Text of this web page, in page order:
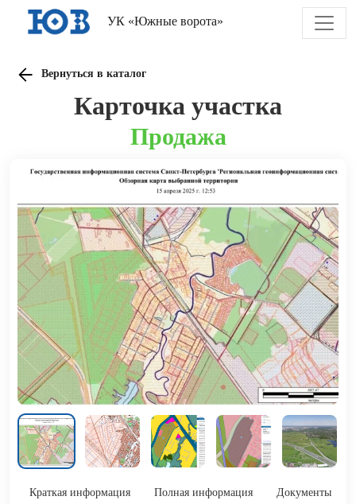
УК «Южные ворота»
Вернуться в каталог
Карточка участка
Продажа
Краткая информация Полная информация Документы